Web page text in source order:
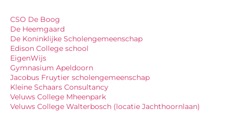
CSO De Boog
De Heemgaard
De Koninklijke Scholengemeenschap
Edison College school
EigenWijs
Gymnasium Apeldoorn
Jacobus Fruytier scholengemeenschap
Kleine Schaars Consultancy
Veluws College Mheenpark
Veluws College Walterbosch (locatie Jachthoornlaan)